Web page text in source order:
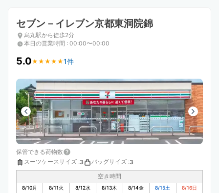
セブン－イレブン京都東洞院錦
烏丸駅から徒歩2分
本日の営業時間 : 00:00〜00:00
5.0★ ★ ★ ★ ★
★ ★ ★ ★ ★1件
保管できる荷物数
スーツケースサイズ :3 バッグサイズ :3
空き時間
8/10月 8/11火 8/12水 8/13木 8/14金 8/15土 8/16日